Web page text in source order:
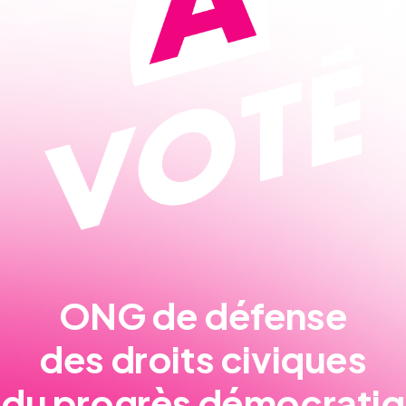
ONG de défense
des droits civiques